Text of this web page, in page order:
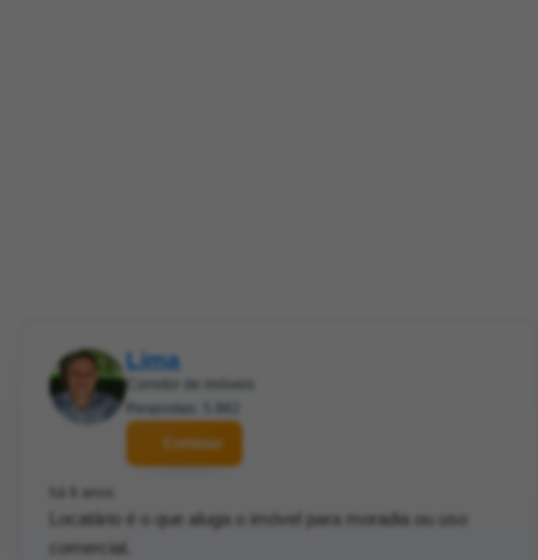
Lima
Corretor de imóveis
Respostas: 5.882
Contatar
há 6 anos
Locatário é o que aluga o imóvel para moradia ou uso
comercial.